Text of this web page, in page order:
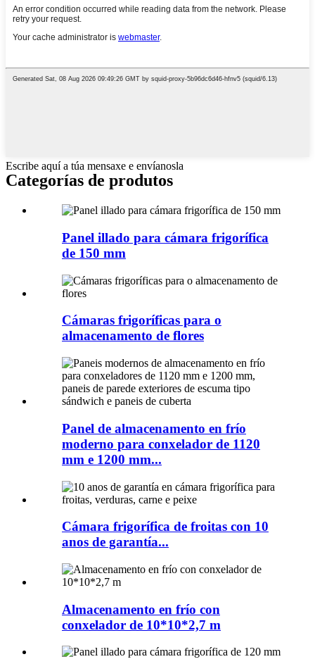
Escribe aquí a túa mensaxe e envíanosla
Categorías de produtos
Panel illado para cámara frigorífica
de 150 mm
Cámaras frigoríficas para o
almacenamento de flores
Panel de almacenamento en frío
moderno para conxelador de 1120
mm e 1200 mm...
Cámara frigorífica de froitas con 10
anos de garantía...
Almacenamento en frío con
conxelador de 10*10*2,7 m